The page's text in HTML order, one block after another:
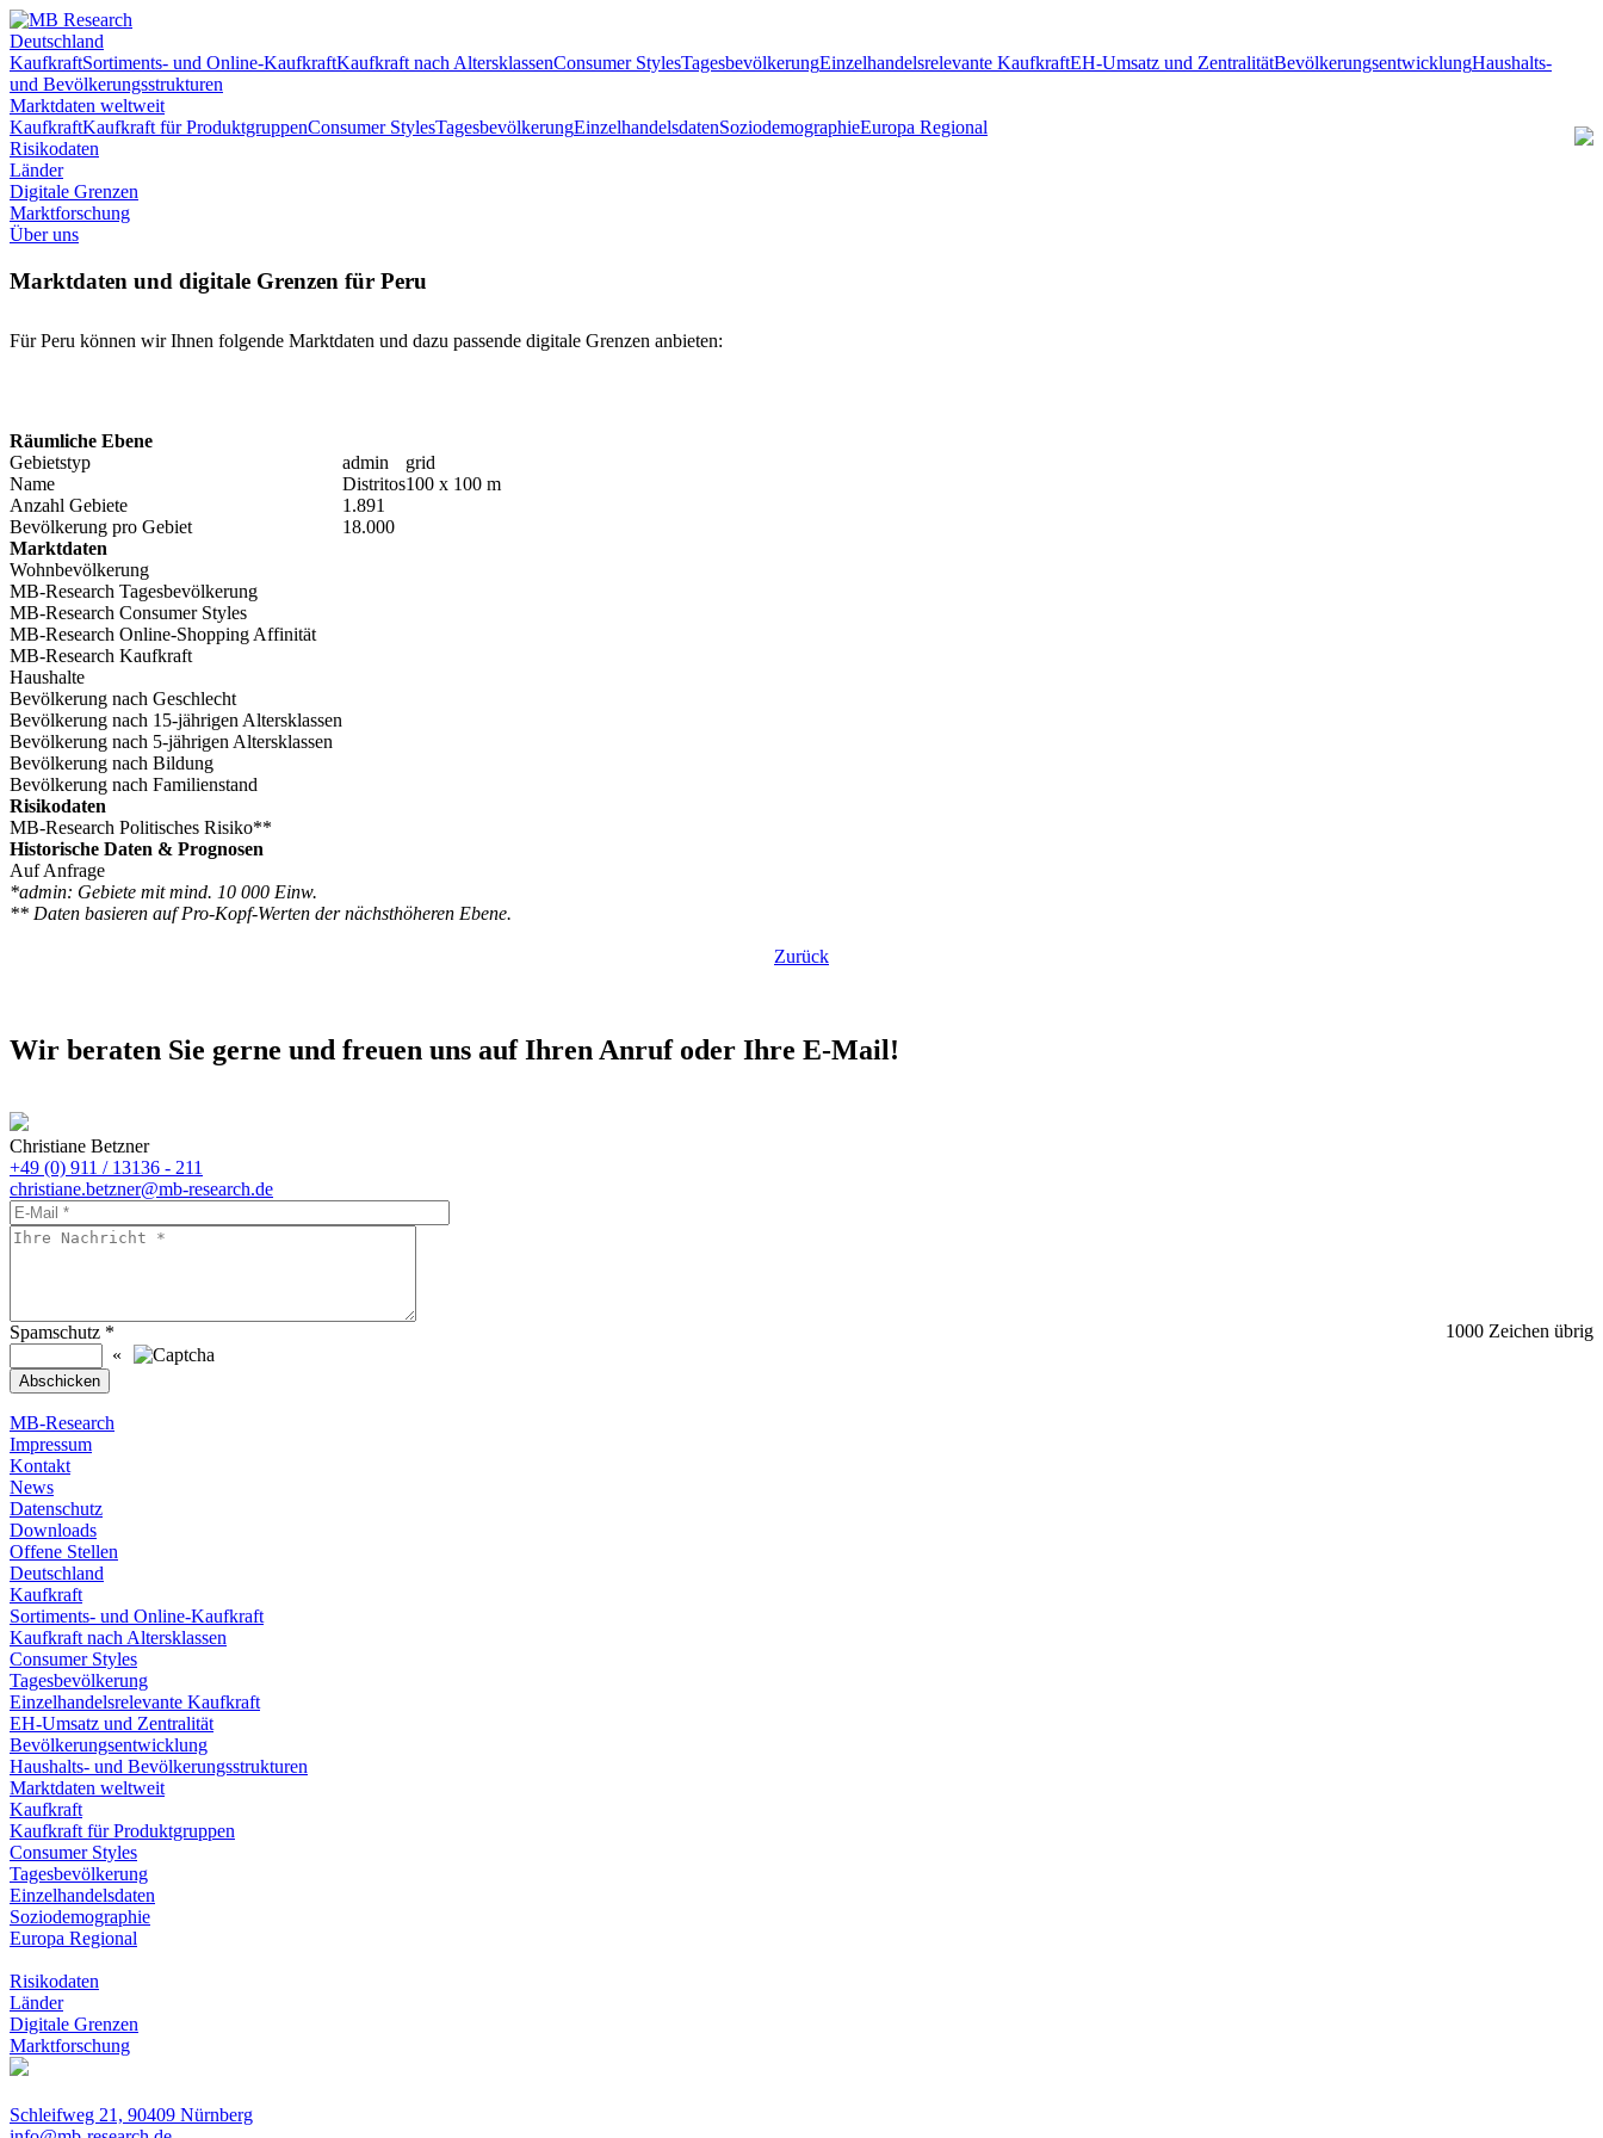
Deutschland
KaufkraftSortiments- und Online-KaufkraftKaufkraft nach AltersklassenConsumer StylesTagesbevölkerungEinzelhandelsrelevante KaufkraftEH-Umsatz und ZentralitätBevölkerungsentwicklungHaushalts-
und Bevölkerungsstrukturen
Marktdaten weltweit
KaufkraftKaufkraft für ProduktgruppenConsumer StylesTagesbevölkerungEinzelhandelsdatenSoziodemographieEuropa Regional
Risikodaten
Länder
Digitale Grenzen
Marktforschung
Über uns
Marktdaten und digitale Grenzen für Peru
Für Peru können wir Ihnen folgende Marktdaten und dazu passende digitale Grenzen anbieten:
Räumliche Ebene
Gebietstyp
admin
grid
Name
Distritos100 x 100 m
Anzahl Gebiete
1.891
Bevölkerung pro Gebiet
18.000
Marktdaten
Wohnbevölkerung
MB-Research Tagesbevölkerung
MB-Research Consumer Styles
MB-Research Online-Shopping Affinität
MB-Research Kaufkraft
Haushalte
Bevölkerung nach Geschlecht
Bevölkerung nach 15-jährigen Altersklassen
Bevölkerung nach 5-jährigen Altersklassen
Bevölkerung nach Bildung
Bevölkerung nach Familienstand
Risikodaten
MB-Research Politisches Risiko**
Historische Daten & Prognosen
Auf Anfrage
*admin: Gebiete mit mind. 10 000 Einw.
** Daten basieren auf Pro-Kopf-Werten der nächsthöheren Ebene.
Zurück
Wir beraten Sie gerne und freuen uns auf Ihren Anruf oder Ihre E-Mail!
Christiane Betzner
+49 (0) 911 / 13136 - 211
christiane.betzner@mb-research.de
1000 Zeichen übrig
Spamschutz *
«
MB-Research
Impressum
Kontakt
News
Datenschutz
Downloads
Offene Stellen
Deutschland
Kaufkraft
Sortiments- und Online-Kaufkraft
Kaufkraft nach Altersklassen
Consumer Styles
Tagesbevölkerung
Einzelhandelsrelevante Kaufkraft
EH-Umsatz und Zentralität
Bevölkerungsentwicklung
Haushalts- und Bevölkerungsstrukturen
Marktdaten weltweit
Kaufkraft
Kaufkraft für Produktgruppen
Consumer Styles
Tagesbevölkerung
Einzelhandelsdaten
Soziodemographie
Europa Regional
Risikodaten
Länder
Digitale Grenzen
Marktforschung
Schleifweg 21, 90409 Nürnberg